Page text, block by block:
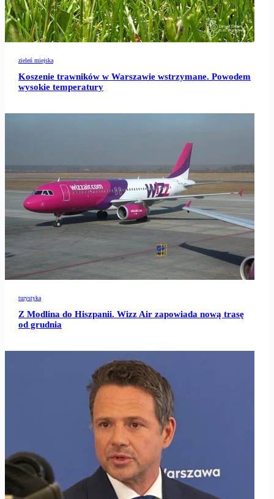
zieleń miejska
Koszenie trawników w Warszawie wstrzymane. Powodem
wysokie temperatury
turystyka
Z Modlina do Hiszpanii. Wizz Air zapowiada nową trasę
od grudnia